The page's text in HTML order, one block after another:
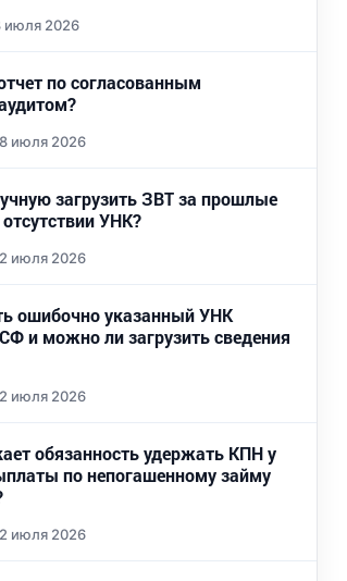
июля 2026
по согласованным
июля 2026
загрузить ЗВТ за прошлые
УНК?
июля 2026
ошибочно указанный УНК
и можно ли загрузить сведения
июля 2026
обязанность удержать КПН у
по непогашенному займу
июля 2026